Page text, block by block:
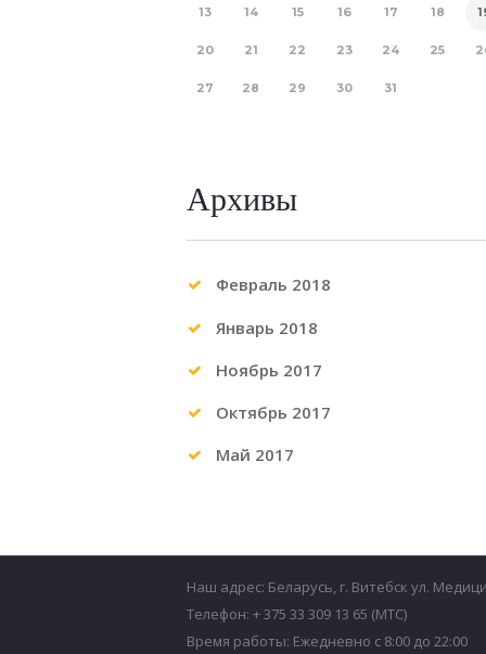
13 14 15 16 17 18
20 21 22 23 24 25
27 28 29 30 31
Архивы
Февраль 2018
Январь 2018
Ноябрь 2017
Октябрь 2017
Май 2017
Наш адрес: Беларусь, г. Витебск ул.
Телефон: + 375 33 309 13 65 (МТС)
Время работы: Ежедневно с 8:00 до 22:00